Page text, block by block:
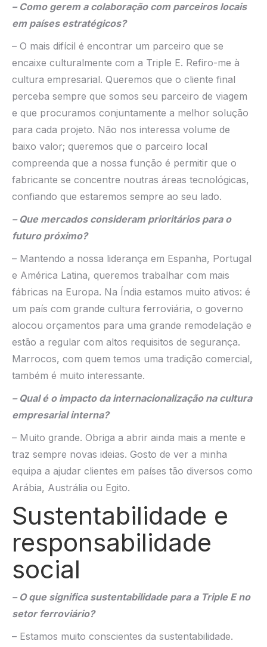
– Como gerem a colaboração com parceiros locais
em países estratégicos?
– O mais difícil é encontrar um parceiro que se
encaixe culturalmente com a Triple E. Refiro-me à
cultura empresarial. Queremos que o cliente final
perceba sempre que somos seu parceiro de viagem
e que procuramos conjuntamente a melhor solução
para cada projeto. Não nos interessa volume de
baixo valor; queremos que o parceiro local
compreenda que a nossa função é permitir que o
fabricante se concentre noutras áreas tecnológicas,
confiando que estaremos sempre ao seu lado.
– Que mercados consideram prioritários para o
futuro próximo?
– Mantendo a nossa liderança em Espanha, Portugal
e América Latina, queremos trabalhar com mais
fábricas na Europa. Na Índia estamos muito ativos: é
um país com grande cultura ferroviária, o governo
alocou orçamentos para uma grande remodelação e
estão a regular com altos requisitos de segurança.
Marrocos, com quem temos uma tradição comercial,
também é muito interessante.
– Qual é o impacto da internacionalização na cultura
empresarial interna?
– Muito grande. Obriga a abrir ainda mais a mente e
traz sempre novas ideias. Gosto de ver a minha
equipa a ajudar clientes em países tão diversos como
Arábia, Austrália ou Egito.
Sustentabilidade e
responsabilidade
social
– O que significa sustentabilidade para a Triple E no
setor ferroviário?
– Estamos muito conscientes da sustentabilidade.